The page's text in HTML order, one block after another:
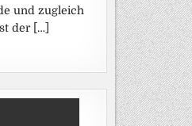
und zugleich
der […]